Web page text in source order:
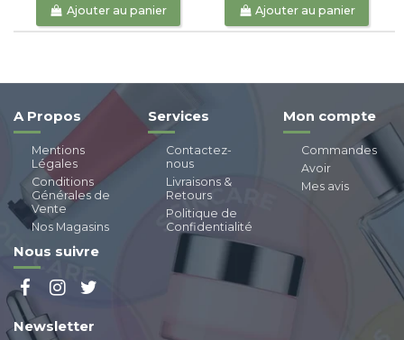
Ajouter au panier Ajouter au panier
A Propos
Mentions
Légales
Conditions
Générales de
Vente
Nos Magasins
Services
Contactez-
nous
Livraisons &
Retours
Politique de
Confidentialité
Mon compte
Commandes
Avoir
Mes avis
Nous suivre
Newsletter